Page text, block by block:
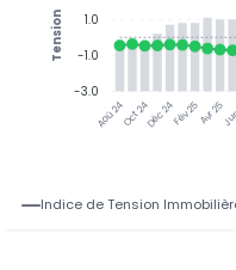
Aoû 24Oct 24Déc 24Fév 25Avr 25
1.0
-1.0
-3.0
Tension
Indice de Tension